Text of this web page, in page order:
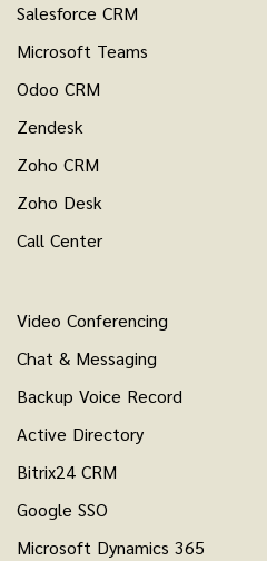
Salesforce CRM
Microsoft Teams
Odoo CRM
Zendesk
Zoho CRM
Zoho Desk
Call Center
Video Conferencing
Chat & Messaging
Backup Voice Record
Active Directory
Bitrix24 CRM
Google SSO
Microsoft Dynamics 365